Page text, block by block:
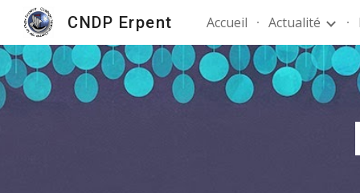
CNDP Erpent Accueil Actualité